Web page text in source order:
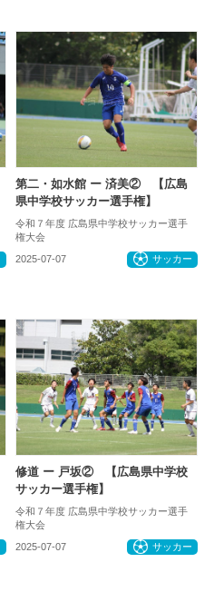
第二・如水館 ー 済美② 【広島
県中学校サッカー選手権】
令和７年度 広島県中学校サッカー選手
権大会
2025-07-07 サッカー
修道 ー 戸坂② 【広島県中学校
サッカー選手権】
令和７年度 広島県中学校サッカー選手
権大会
2025-07-07 サッカー